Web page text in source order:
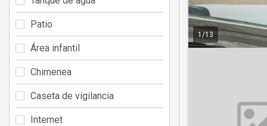
1/13
Patio
Área infantil
Chimenea
Caseta de vigilancia
Internet